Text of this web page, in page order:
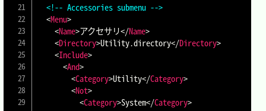
<!-- Accessories submenu -->
<Menu>
<Name>アクセサリ</Name>
<Directory>Utility.directory</Directory>
<Include>
<And>
<Category>Utility</Category>
<Not>
<Category>System</Category>